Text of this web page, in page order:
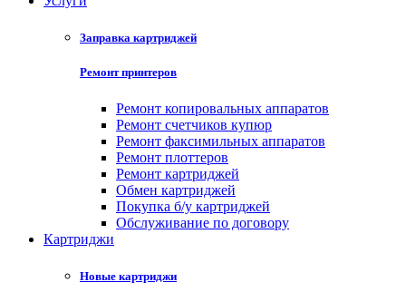
Заправка картриджей
Ремонт принтеров
Ремонт копировальных аппаратов
Ремонт счетчиков купюр
Ремонт факсимильных аппаратов
Ремонт плоттеров
Ремонт картриджей
Обмен картриджей
Покупка б/у картриджей
Обслуживание по договору
Картриджи
Новые картриджи